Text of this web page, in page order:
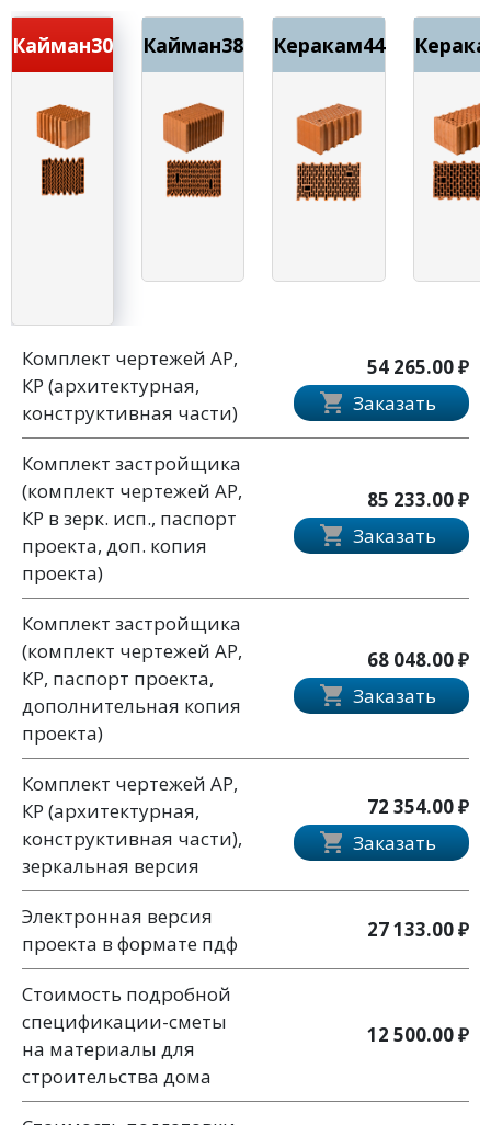
Кайман30 Кайман38 Керакам44
Комплект чертежей АР,
КР (архитектурная,
конструктивная части)
54 265.00 ₽
Заказать
Комплект застройщика
(комплект чертежей АР,
КР в зерк. исп., паспорт
проекта, доп. копия
проекта)
85 233.00 ₽
Заказать
Комплект застройщика
(комплект чертежей АР,
КР, паспорт проекта,
дополнительная копия
проекта)
68 048.00 ₽
Заказать
Комплект чертежей АР,
КР (архитектурная,
конструктивная части),
зеркальная версия
72 354.00 ₽
Заказать
Электронная версия
проекта в формате пдф
27 133.00 ₽
Стоимость подробной
спецификации-сметы
на материалы для
строительства дома
12 500.00 ₽